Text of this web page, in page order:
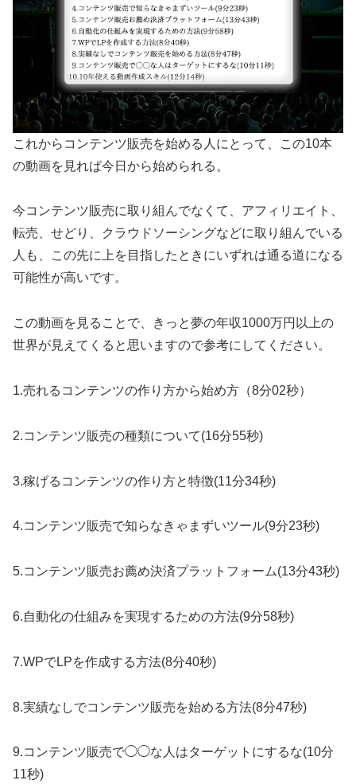
これからコンテンツ販売を始める人にとって、この10本
の動画を見れば今日から始められる。
今コンテンツ販売に取り組んでなくて、アフィリエイト、
転売、せどり、クラウドソーシングなどに取り組んでいる
人も、この先に上を目指したときにいずれは通る道になる
可能性が高いです。
この動画を見ることで、きっと夢の年収1000万円以上の
世界が見えてくると思いますので参考にしてください。
1.売れるコンテンツの作り方から始め方（8分02秒）
2.コンテンツ販売の種類について(16分55秒)
3.稼げるコンテンツの作り方と特徴(11分34秒)
4.コンテンツ販売で知らなきゃまずいツール(9分23秒)
5.コンテンツ販売お薦め決済プラットフォーム(13分43秒)
6.自動化の仕組みを実現するための方法(9分58秒)
7.WPでLPを作成する方法(8分40秒)
8.実績なしでコンテンツ販売を始める方法(8分47秒)
9.コンテンツ販売で◯◯な人はターゲットにするな(10分
11秒)